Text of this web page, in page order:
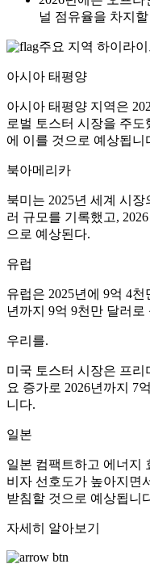
널 점유율을 차지
주요 지역 하이라이
아시아 태평양
아시아 태평양 지역은
로벌 토스터 시장을 주도
에 이를 것으로 예상됩니
북아메리카
북미는 2025년 세계 시장
러 규모를 기록했고,
으로 예상된다.
유럽
유럽은 2025년에 9억 4
년까지 9억 9천만 달러
우리를.
미국 토스터 시장은 프
요 증가로 2026년까지 7
니다.
일본
일본 컴팩트하고 에너지
비자 선호도가 높아지면
받침할 것으로 예상됩니
자세히 알아보기